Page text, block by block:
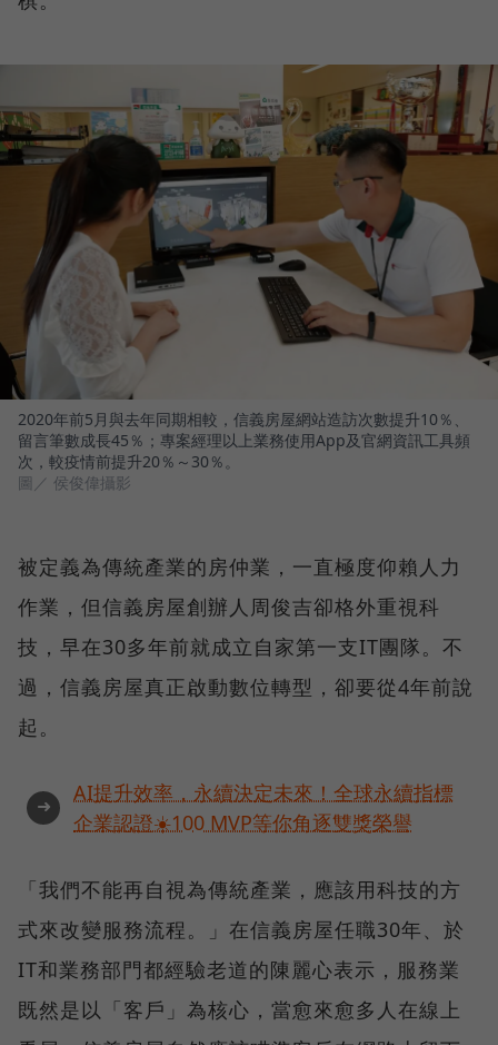
2020年前5月與去年同期相較，信義房屋網站造訪次數提升10％、
留言筆數成長45％；專案經理以上業務使用App及官網資訊工具頻
次，較疫情前提升20％～30％。
圖／ 侯俊偉攝影
被定義為傳統產業的房仲業，一直極度仰賴人力
作業，但信義房屋創辦人周俊吉卻格外重視科
技，早在30多年前就成立自家第一支IT團隊。不
過，信義房屋真正啟動數位轉型，卻要從4年前說
起。
➜
AI提升效率，永續決定未來！全球永續指標
企業認證☀️100 MVP等你角逐雙獎榮譽
「我們不能再自視為傳統產業，應該用科技的方
式來改變服務流程。」在信義房屋任職30年、於
IT和業務部門都經驗老道的陳麗心表示，服務業
既然是以「客戶」為核心，當愈來愈多人在線上